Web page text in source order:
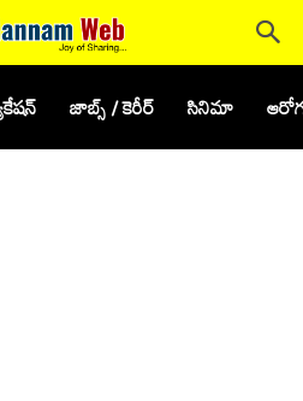
జాబ్స్ / కెరీర్ సినిమా